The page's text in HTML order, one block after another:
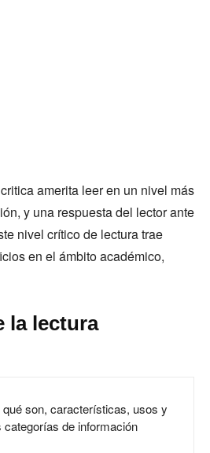
amerita leer en un nivel más
y una respuesta del lector ante
nivel crítico de lectura trae
en el ámbito académico,
la lectura
son, características, usos y
de información